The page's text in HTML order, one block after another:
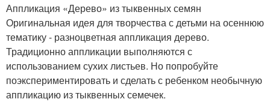
Аппликация «Дерево» из тыквенных семян
Оригинальная идея для творчества с детьми на осеннюю
тематику - разноцветная аппликация дерево.
Традиционно аппликации выполняются с
использованием сухих листьев. Но попробуйте
поэкспериментировать и сделать с ребенком необычную
аппликацию из тыквенных семечек.